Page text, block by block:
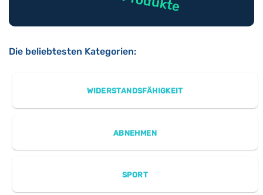
Die beliebtesten Kategorien:
WIDERSTANDSFÄHIGKEIT
ABNEHMEN
SPORT